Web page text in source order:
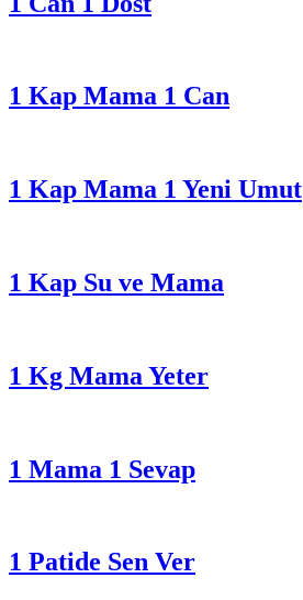
1 Kap Mama 1 Can
1 Kap Mama 1 Yeni Umut
1 Kap Su ve Mama
1 Kg Mama Yeter
1 Mama 1 Sevap
1 Patide Sen Ver